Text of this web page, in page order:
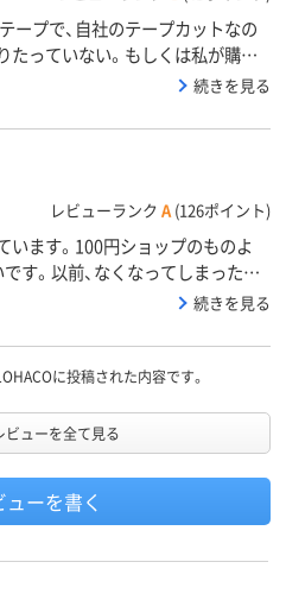
ープで、自社のテープカットなの
たっていない。もしくは私が購入
続きを見る
レビューランク A (126ポイント)
います。100円ショップのものよ
す。以前、なくなってしまった時
ッターにセットして使ったことが
続きを見る
に投稿された内容です。
ビューを全て見る
ューを書く